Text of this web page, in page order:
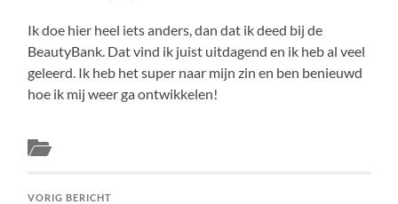
Ik doe hier heel iets anders, dan dat ik deed bij de
BeautyBank. Dat vind ik juist uitdagend en ik heb al veel
geleerd. Ik heb het super naar mijn zin en ben benieuwd
hoe ik mij weer ga ontwikkelen!
VORIG BERICHT